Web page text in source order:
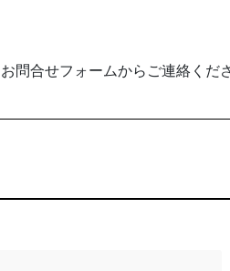
問合せフォームからご連絡くだ